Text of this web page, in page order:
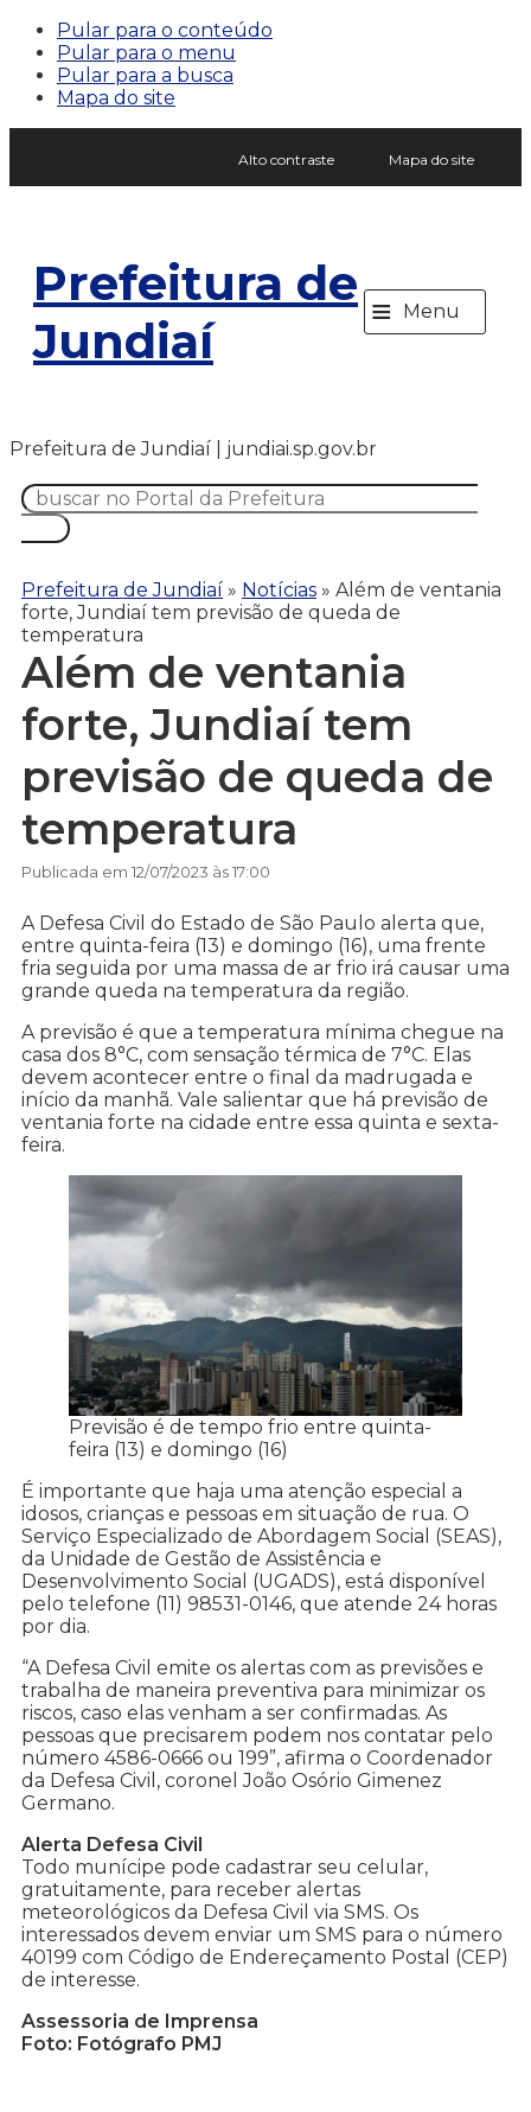
Pular para o conteúdo
Pular para o menu
Pular para a busca
Mapa do site
Alto contraste Mapa do site
Prefeitura de
Jundiaí
≡ Menu
Prefeitura de Jundiaí | jundiai.sp.gov.br
Prefeitura de Jundiaí » Notícias » Além de ventania
forte, Jundiaí tem previsão de queda de
temperatura
Além de ventania
forte, Jundiaí tem
previsão de queda de
temperatura
Publicada em 12/07/2023 às 17:00
A Defesa Civil do Estado de São Paulo alerta que,
entre quinta-feira (13) e domingo (16), uma frente
fria seguida por uma massa de ar frio irá causar uma
grande queda na temperatura da região.
A previsão é que a temperatura mínima chegue na
casa dos 8°C, com sensação térmica de 7°C. Elas
devem acontecer entre o final da madrugada e
início da manhã. Vale salientar que há previsão de
ventania forte na cidade entre essa quinta e sexta-
feira.
Previsão é de tempo frio entre quinta-
feira (13) e domingo (16)
É importante que haja uma atenção especial a
idosos, crianças e pessoas em situação de rua. O
Serviço Especializado de Abordagem Social (SEAS),
da Unidade de Gestão de Assistência e
Desenvolvimento Social (UGADS), está disponível
pelo telefone (11) 98531-0146, que atende 24 horas
por dia.
“A Defesa Civil emite os alertas com as previsões e
trabalha de maneira preventiva para minimizar os
riscos, caso elas venham a ser confirmadas. As
pessoas que precisarem podem nos contatar pelo
número 4586-0666 ou 199”, afirma o Coordenador
da Defesa Civil, coronel João Osório Gimenez
Germano.
Alerta Defesa Civil
Todo munícipe pode cadastrar seu celular,
gratuitamente, para receber alertas
meteorológicos da Defesa Civil via SMS. Os
interessados devem enviar um SMS para o número
40199 com Código de Endereçamento Postal (CEP)
de interesse.
Assessoria de Imprensa
Foto: Fotógrafo PMJ